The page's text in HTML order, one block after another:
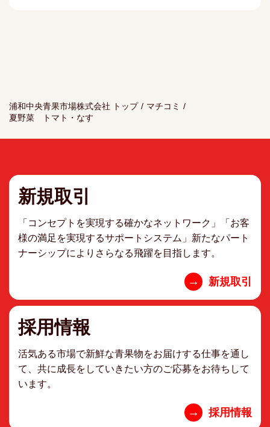
浦和中央青果市場株式会社 トップ / マチコミ /
夏野菜 トマト・なす
新規取引
「コンセプトを実現する確かなネットワーク」「お客
様の満足を実現するサポートシステム」新たなパート
ナーシップによりさらなる飛躍を目指します。
→ 新規取引
採用情報
活気ある市場で新鮮な青果物をお届けする仕事を通し
て、共に成長をしていきたい方のご応募をお待ちして
います。
→ 採用情報